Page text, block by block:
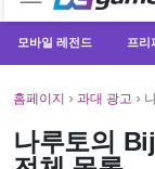
모바일 레전드 프리
홈페이지 › 과대 광고 ›
나루토의